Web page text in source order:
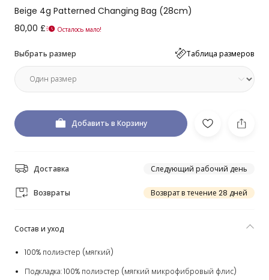
Beige 4g Patterned Changing Bag (28cm)
80,00 £
Осталось мало!
Выбрать размер Таблица размеров
Добавить в Корзину
Доставка Следующий рабочий день
Возвраты Возврат в течение 28 дней
Состав и уход
100% полиэстер (мягкий)
Подкладка: 100% полиэстер (мягкий микрофибровый флис)